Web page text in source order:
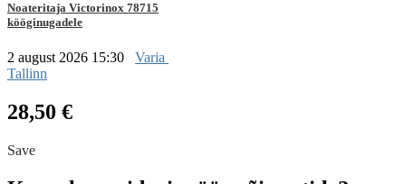
Noateritaja Victorinox 78715
kööginugadele
2 august 2026 15:30
Varia
Tallinn
28,50 €
Save